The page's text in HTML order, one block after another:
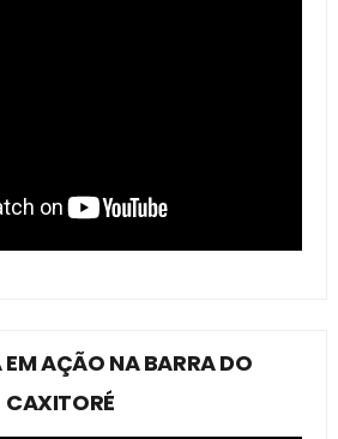
AÇÃO NA BARRA DO
CAXITORÉ